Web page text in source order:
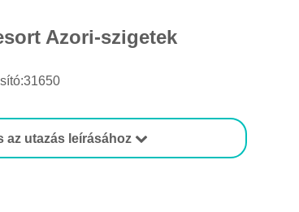
Azori-szigetek
az utazás leírásához